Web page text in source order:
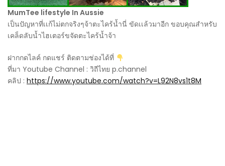
MumTee lifestyle In Aussie
เป็นปัญหาที่เเก้ไม่ตกจริงๆจ้าตะไคร้น้ำนี่ ขัดเเล้วมาอีก ขอบคุณสำหรับ
เคล็ดลับน้ำไฮเตอร์ขจัดตะไคร้น้ำจ้า
ฝากกดไลค์ กดแชร์ ติดตามช่องได้ที่
ที่มา Youtube Channel : วิถีไทย p.channel
คลิป : https://www.youtube.com/watch?v=L92N8vs1t8M